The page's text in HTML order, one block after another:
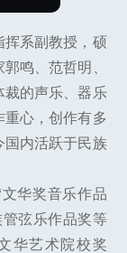
系副教授，硕
鸣、范哲明、
裁的声乐、器乐
重心，创作有多
国内活跃于民族
华奖音乐作品
弦乐作品奖等
华艺术院校奖